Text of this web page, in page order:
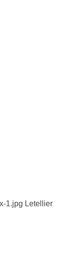
1.jpg Letellier